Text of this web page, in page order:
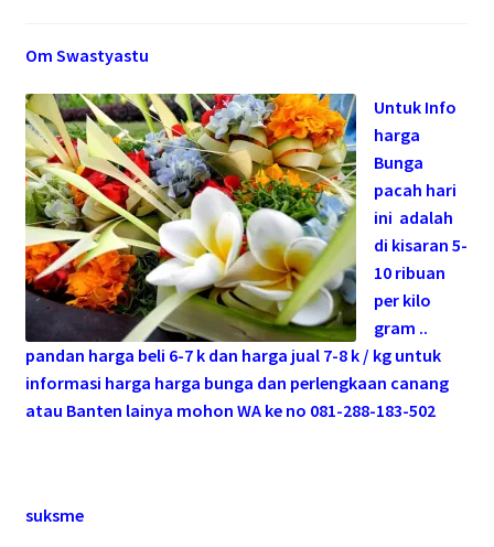
Om Swastyastu
Untuk Info
harga
Bunga
pacah hari
ini adalah
di kisaran 5-
10 ribuan
per kilo
gram ..
pandan harga beli 6-7 k dan harga jual 7-8 k / kg untuk
informasi harga harga bunga dan perlengkaan canang
atau Banten lainya mohon WA ke no 081-288-183-502
suksme